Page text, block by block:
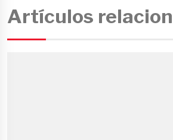
Artículos